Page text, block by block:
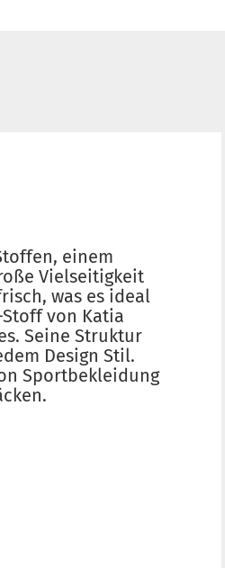
einem
Vielseitigkeit
was es ideal
von Katia
Seine Struktur
Design Stil.
Sportbekleidung